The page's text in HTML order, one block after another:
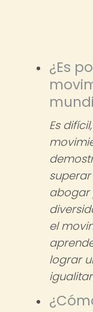
¿Es
Es
abogar
el
lograr